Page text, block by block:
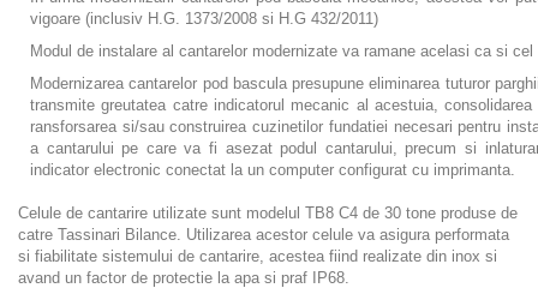
vigoare (inclusiv H.G. 1373/2008 si H.G 432/2011)
Modul de instalare al cantarelor modernizate va ramane acelasi ca si cel
Modernizarea cantarelor pod bascula presupune eliminarea tuturor
transmite greutatea catre indicatorul mecanic al acestuia,
ransforsarea si/sau construirea cuzinetilor fundatiei necesari pentru
a cantarului pe care va fi asezat podul cantarului, precum si
indicator electronic conectat la un computer configurat cu imprimanta.
Celule de cantarire utilizate sunt modelul TB8 C4 de 30 tone produse de
catre Tassinari Bilance. Utilizarea acestor celule va asigura performata
si fiabilitate sistemului de cantarire, acestea fiind realizate din inox si
avand un factor de protectie la apa si praf IP68.